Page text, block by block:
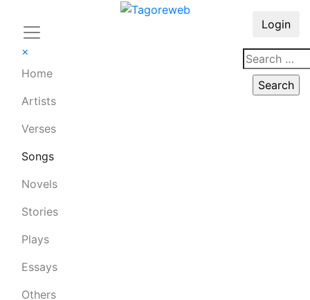
×
Home
Artists
Verses
Songs
Novels
Stories
Plays
Essays
Others
Login